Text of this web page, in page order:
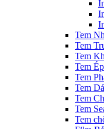
Tem
Tem
Tem
Tem
Tem
Tem
Tem
Tem
Tem